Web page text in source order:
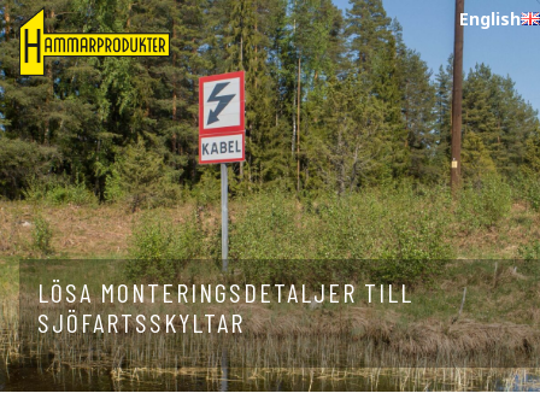
English
LÖSA MONTERINGSDETALJER TILL
SJÖFARTSSKYLTAR